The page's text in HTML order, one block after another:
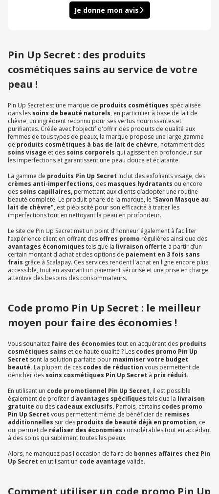
Je donne mon avis
Pin Up Secret : des produits
cosmétiques sains au service de votre
peau !
Pin Up Secret est une marque de produits cosmétiques spécialisée
dans les soins de beauté naturels, en particulier à base de lait de
chèvre, un ingrédient reconnu pour ses vertus nourrissantes et
purifiantes. Créée avec l’objectif d'offrir des produits de qualité aux
femmes de tous types de peaux, la marque propose une large gamme
de produits cosmétiques à bas de lait de chèvre, notamment des
soins visage et des soins corporels qui agissent en profondeur sur
les imperfections et garantissent une peau douce et éclatante.
La gamme de produits Pin Up Secret inclut des exfoliants visage, des
crèmes anti-imperfections, des masques hydratants ou encore
des soins capillaires, permettant aux clients d’adopter une routine
beauté complète. Le produit phare de la marque, le “Savon Masque au
lait de chèvre", est plébiscité pour son efficacité à traiter les
imperfections tout en nettoyant la peau en profondeur.
Le site de Pin Up Secret met un point d’honneur également à faciliter
l’expérience client en offrant des offres promo régulières ainsi que des
avantages économiques tels que la livraison offerte à partir d’un
certain montant d'achat et des options de paiement en 3 fois sans
frais grâce à Scalapay. Ces services rendent l'achat en ligne encore plus
accessible, tout en assurant un paiement sécurisé et une prise en charge
attentive des besoins des consommateurs.
Code promo Pin Up Secret : le meilleur
moyen pour faire des économies !
Vous souhaitez faire des économies tout en acquérant des produits
cosmétiques sains et de haute qualité ? Les codes promo Pin Up
Secret sont la solution parfaite pour maximiser votre budget
beauté. La plupart de ces codes de réduction vous permettent de
dénicher des soins cosmétiques Pin Up Secret à prix réduit.
En utilisant un code promotionnel Pin Up Secret, il est possible
également de profiter d'avantages spécifiques tels que la livraison
gratuite ou des cadeaux exclusifs. Parfois, certains codes promo
Pin Up Secret vous permettent même de bénéficier de remises
additionnelles sur des produits de beauté déjà en promotion, ce
qui permet de réaliser des économies considérables tout en accédant
à des soins qui subliment toutes les peaux.
Alors, ne manquez pas l'occasion de faire de bonnes affaires chez Pin
Up Secret en utilisant un code avantage valide.